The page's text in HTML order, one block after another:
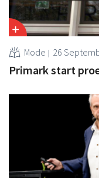
Mode 26
Primark start